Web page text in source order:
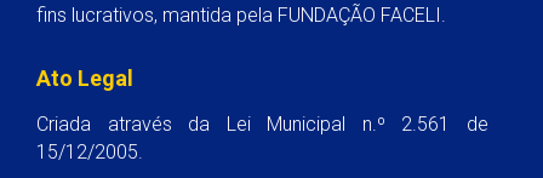
fins lucrativos, mantida pela FUNDAÇÃO FACELI.
Ato Legal
Criada através da Lei Municipal n.º 2.561 de
15/12/2005.